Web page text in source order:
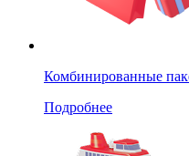
Комбинированные
Подробнее